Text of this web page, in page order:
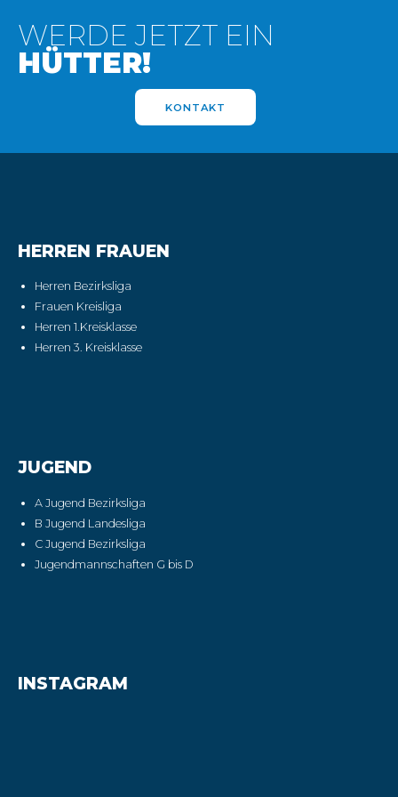
WERDE JETZT EIN
HÜTTER!
KONTAKT
HERREN FRAUEN
Herren Bezirksliga
Frauen Kreisliga
Herren 1.Kreisklasse
Herren 3. Kreisklasse
JUGEND
A Jugend Bezirksliga
B Jugend Landesliga
C Jugend Bezirksliga
Jugendmannschaften G bis D
INSTAGRAM